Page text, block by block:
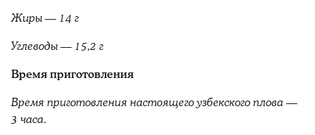
Жиры — 14 г
Углеводы — 15,2 г
Время приготовления
Время приготовления настоящего узбекского плова —
3 часа.